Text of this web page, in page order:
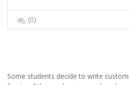
(0)
Some students decide to write